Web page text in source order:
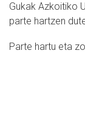
Gukak Azkoitiko
parte hartzen
Parte hartu eta